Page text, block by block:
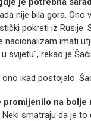
nije bila gora.
pokreti iz
imati
svijetu", rekao je
ikad postojalo.
na
Neki smatraju da je to